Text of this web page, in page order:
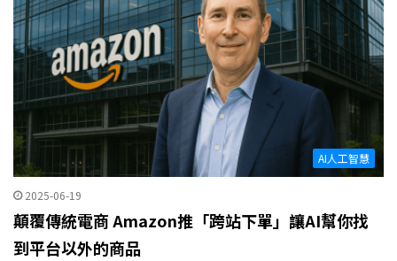
AI人工智慧
2025-06-19
顛覆傳統電商 Amazon推「跨站下單」讓AI幫你找
到平台以外的商品